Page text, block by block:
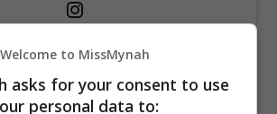
Welcome to MissMynah
asks for your consent to use
personal data to: